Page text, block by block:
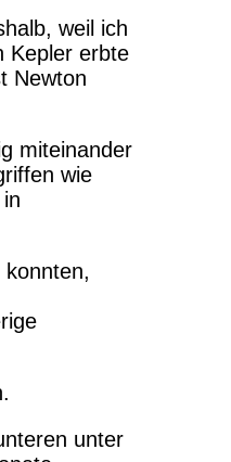
weil ich
Kepler erbte
Newton
miteinander
wie
unter